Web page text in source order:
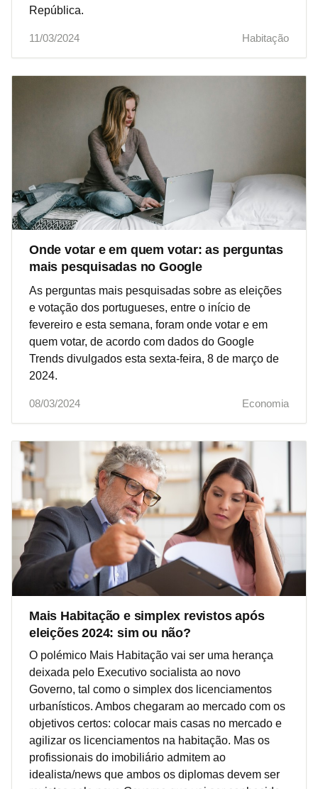
República.
11/03/2024 Habitação
Onde votar e em quem votar: as perguntas
mais pesquisadas no Google
As perguntas mais pesquisadas sobre as eleições
e votação dos portugueses, entre o início de
fevereiro e esta semana, foram onde votar e em
quem votar, de acordo com dados do Google
Trends divulgados esta sexta-feira, 8 de março de
2024.
08/03/2024 Economia
Mais Habitação e simplex revistos após
eleições 2024: sim ou não?
O polémico Mais Habitação vai ser uma herança
deixada pelo Executivo socialista ao novo
Governo, tal como o simplex dos licenciamentos
urbanísticos. Ambos chegaram ao mercado com os
objetivos certos: colocar mais casas no mercado e
agilizar os licenciamentos na habitação. Mas os
profissionais do imobiliário admitem ao
idealista/news que ambos os diplomas devem ser